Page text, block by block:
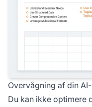
Overvågning af din
Du kan ikke optimere